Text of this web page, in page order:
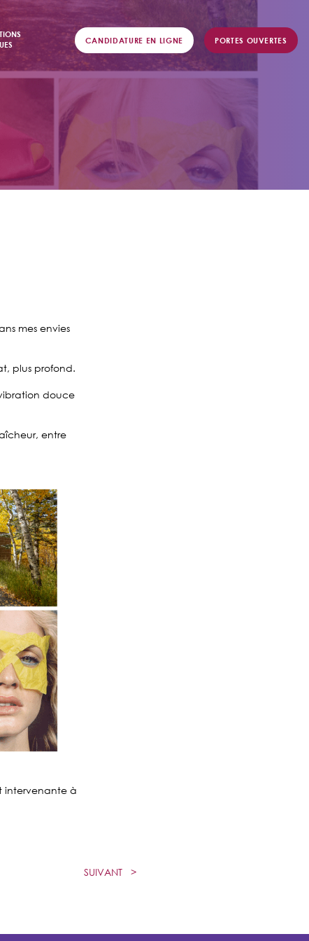
CANDIDATURE EN LIGNE PORTES OUVERTES
mes envies
plus profond.
douce
entre
intervenante à
SUIVANT >